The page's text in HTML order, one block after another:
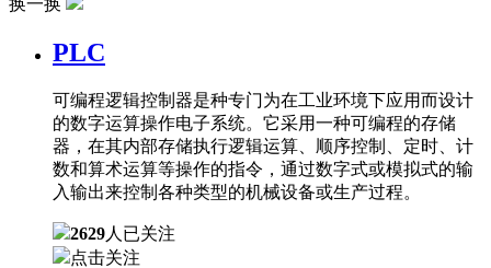
换一换
PLC
可编程逻辑控制器是种专门为在工业环境下应用而设计
的数字运算操作电子系统。它采用一种可编程的存储
器，在其内部存储执行逻辑运算、顺序控制、定时、计
数和算术运算等操作的指令，通过数字式或模拟式的输
入输出来控制各种类型的机械设备或生产过程。
2629人已关注
点击关注